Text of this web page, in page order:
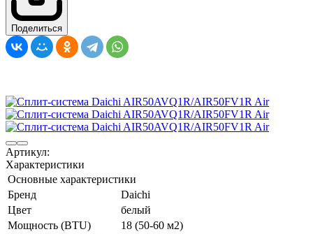
Поделиться
Артикул:
Характеристики
Основные характеристики
Бренд
Daichi
Цвет
белый
Мощность (BTU)
18 (50-60 м2)